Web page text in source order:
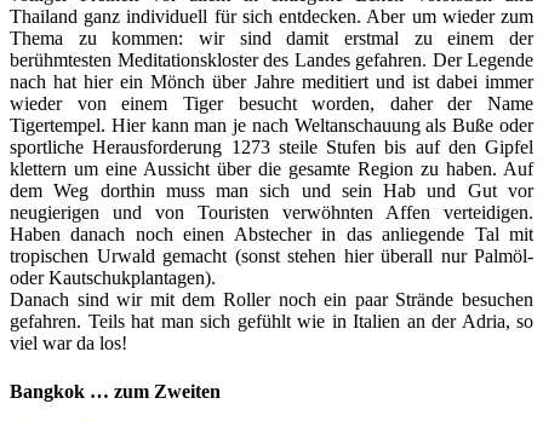
Thailand ganz individuell für sich entdecken. Aber um wieder zum
Thema zu kommen: wir sind damit erstmal zu einem der
berühmtesten Meditationskloster des Landes gefahren. Der Legende
nach hat hier ein Mönch über Jahre meditiert und ist dabei immer
wieder von einem Tiger besucht worden, daher der Name
Tigertempel. Hier kann man je nach Weltanschauung als Buße oder
sportliche Herausforderung 1273 steile Stufen bis auf den Gipfel
klettern um eine Aussicht über die gesamte Region zu haben. Auf
dem Weg dorthin muss man sich und sein Hab und Gut vor
neugierigen und von Touristen verwöhnten Affen verteidigen.
Haben danach noch einen Abstecher in das anliegende Tal mit
tropischen Urwald gemacht (sonst stehen hier überall nur Palmöl-
oder Kautschukplantagen).
Danach sind wir mit dem Roller noch ein paar Strände besuchen
gefahren. Teils hat man sich gefühlt wie in Italien an der Adria, so
viel war da los!
Bangkok … zum Zweiten